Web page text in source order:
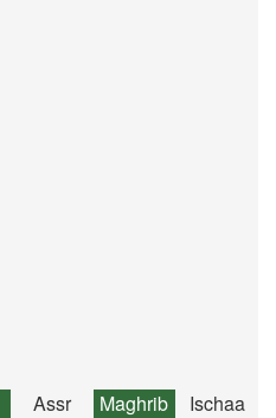
Assr Maghrib Ischaa